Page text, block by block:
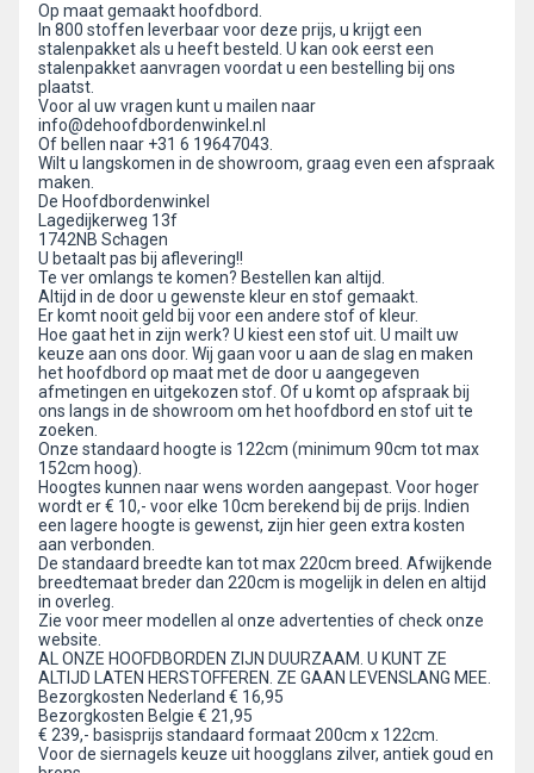
Op maat gemaakt hoofdbord.
In 800 stoffen leverbaar voor deze prijs, u krijgt een
stalenpakket als u heeft besteld. U kan ook eerst een
stalenpakket aanvragen voordat u een bestelling bij ons
plaatst.
Voor al uw vragen kunt u mailen naar
info@dehoofdbordenwinkel.nl
Of bellen naar +31 6 19647043.
Wilt u langskomen in de showroom, graag even een afspraak
maken.
De Hoofdbordenwinkel
Lagedijkerweg 13f
1742NB Schagen
U betaalt pas bij aflevering!!
Te ver omlangs te komen? Bestellen kan altijd.
Altijd in de door u gewenste kleur en stof gemaakt.
Er komt nooit geld bij voor een andere stof of kleur.
Hoe gaat het in zijn werk? U kiest een stof uit. U mailt uw
keuze aan ons door. Wij gaan voor u aan de slag en maken
het hoofdbord op maat met de door u aangegeven
afmetingen en uitgekozen stof. Of u komt op afspraak bij
ons langs in de showroom om het hoofdbord en stof uit te
zoeken.
Onze standaard hoogte is 122cm (minimum 90cm tot max
152cm hoog).
Hoogtes kunnen naar wens worden aangepast. Voor hoger
wordt er € 10,- voor elke 10cm berekend bij de prijs. Indien
een lagere hoogte is gewenst, zijn hier geen extra kosten
aan verbonden.
De standaard breedte kan tot max 220cm breed. Afwijkende
breedtemaat breder dan 220cm is mogelijk in delen en altijd
in overleg.
Zie voor meer modellen al onze advertenties of check onze
website.
AL ONZE HOOFDBORDEN ZIJN DUURZAAM. U KUNT ZE
ALTIJD LATEN HERSTOFFEREN. ZE GAAN LEVENSLANG MEE.
Bezorgkosten Nederland € 16,95
Bezorgkosten Belgie € 21,95
€ 239,- basisprijs standaard formaat 200cm x 122cm.
Voor de siernagels keuze uit hoogglans zilver, antiek goud en